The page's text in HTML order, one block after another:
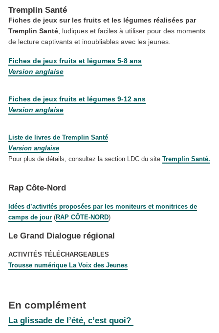
Tremplin Santé
Fiches de jeux sur les fruits et les légumes réalisées par
Tremplin Santé , ludiques et faciles à utiliser pour des moments
de lecture captivants et inoubliables avec les jeunes.
Fiches de jeux fruits et légumes 5-8 ans
Version anglaise
Fiches de jeux fruits et légumes 9-12 ans
Version anglaise
Liste de livres de Tremplin Santé
Version anglaise
Pour plus de détails, consultez la section LDC du site Tremplin Santé.
Rap Côte-Nord
Idées d’activités proposées par les moniteurs et monitrices de
camps de jour (RAP CÔTE-NORD)
Le Grand Dialogue régional
ACTIVITÉS TÉLÉCHARGEABLES
Trousse numérique La Voix des Jeunes
En complément
La glissade de l’été, c’est quoi?